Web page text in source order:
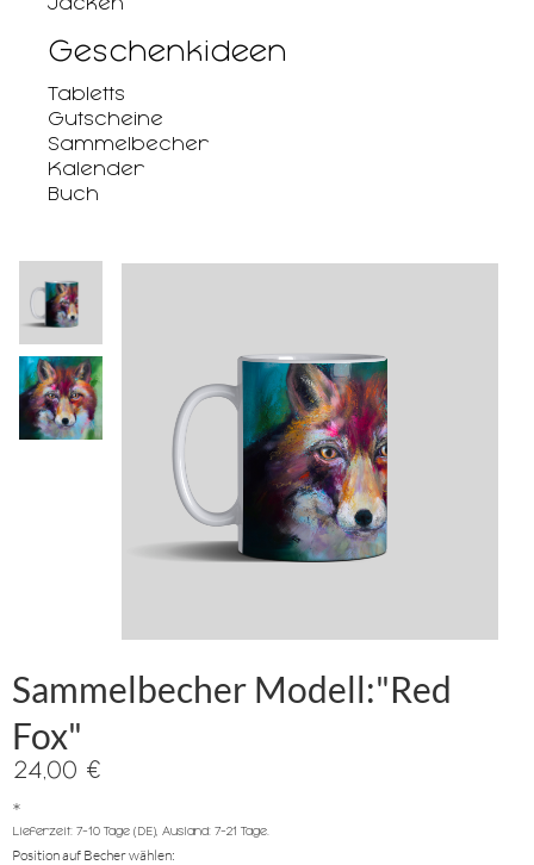
Geschenkideen
Tabletts
Gutscheine
Sammelbecher
Kalender
Buch
Sammelbecher Modell:"Red
Fox"
24,00 €
*
Lieferzeit: 7-10 Tage (DE), Ausland: 7-21 Tage.
Position auf Becher wählen: